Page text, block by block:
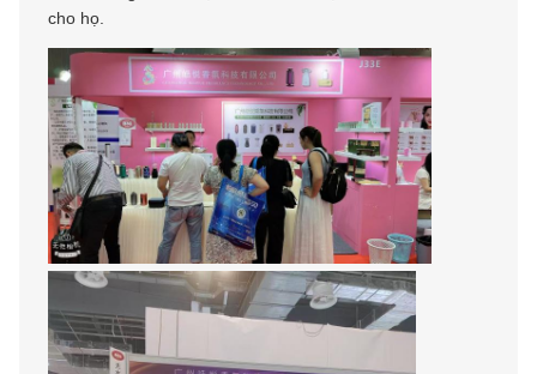
cho họ.